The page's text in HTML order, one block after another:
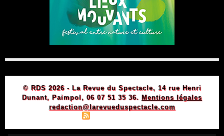
© RDS 2026 - La Revue du Spectacle, 14 rue Henri
Dunant, Paimpol, 06 07 51 35 36. Mentions légales
redaction@larevueduspectacle.com